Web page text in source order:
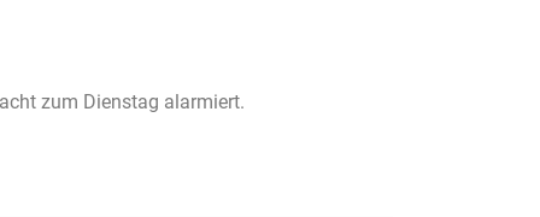
zum Dienstag alarmiert.